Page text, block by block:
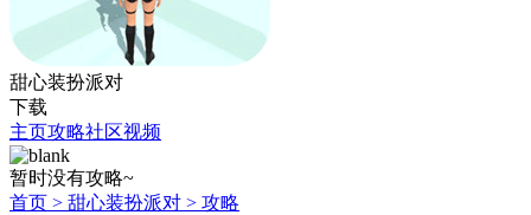
甜心装扮派对
下载
主页攻略社区视频
暂时没有攻略~
首页 > 甜心装扮派对 > 攻略